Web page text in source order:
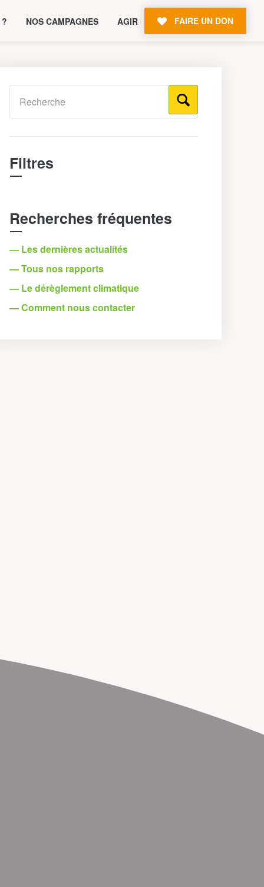
? NOS CAMPAGNES AGIR FAIRE UN DON
Filtres
Recherches fréquentes
— Les dernières actualités
— Tous nos rapports
— Le dérèglement climatique
— Comment nous contacter